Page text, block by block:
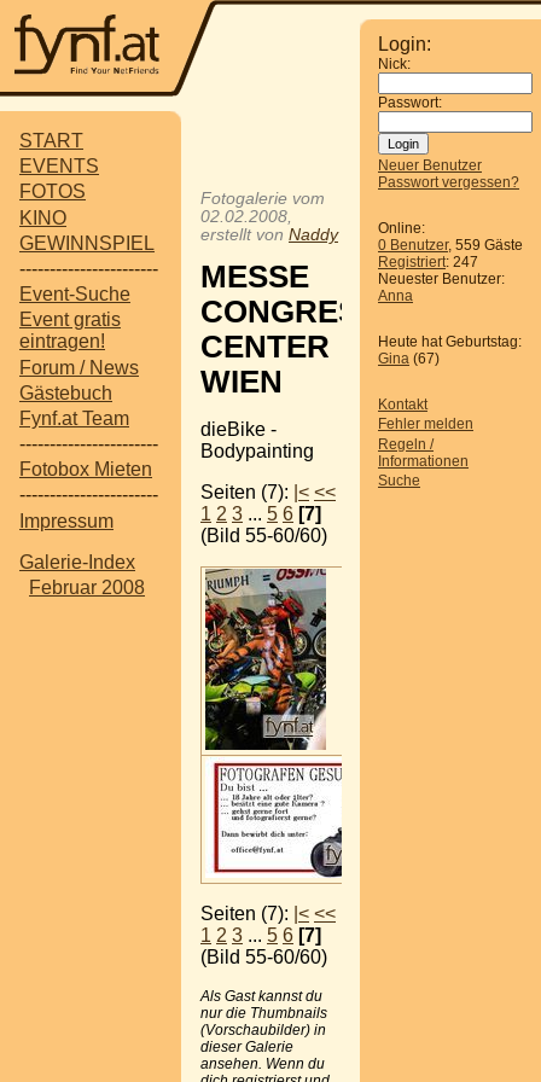
START
EVENTS
FOTOS
KINO
GEWINNSPIEL
-----------------------
Event-Suche
Event gratis
eintragen!
Forum / News
Gästebuch
Fynf.at Team
-----------------------
Fotobox Mieten
-----------------------
Impressum
Galerie-Index
Februar 2008
Login:
Nick:
Passwort:
Neuer Benutzer
Passwort vergessen?
Online:
0 Benutzer, 559 Gäste
Registriert: 247
Neuester Benutzer:
Anna
Heute hat Geburtstag:
Gina (67)
Kontakt
Fehler melden
Regeln /
Informationen
Suche
Fotogalerie vom
02.02.2008,
erstellt von Naddy
MESSE
CONGRESS
CENTER
WIEN
dieBike -
Bodypainting
Seiten (7): |< <<
1 2 3 ... 5 6 [7]
(Bild 55-60/60)
Seiten (7): |< <<
1 2 3 ... 5 6 [7]
(Bild 55-60/60)
Als Gast kannst du
nur die Thumbnails
(Vorschaubilder) in
dieser Galerie
ansehen. Wenn du